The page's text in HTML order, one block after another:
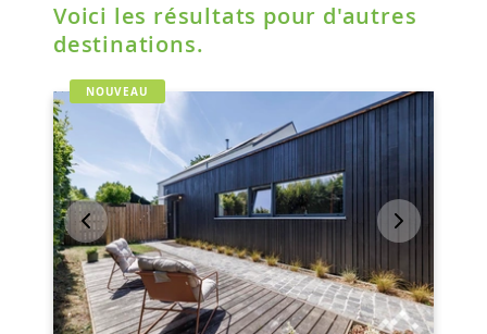
Voici les résultats pour d'autres
destinations.